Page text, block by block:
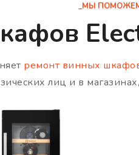
_МЫ
ремонт винных
лиц и в